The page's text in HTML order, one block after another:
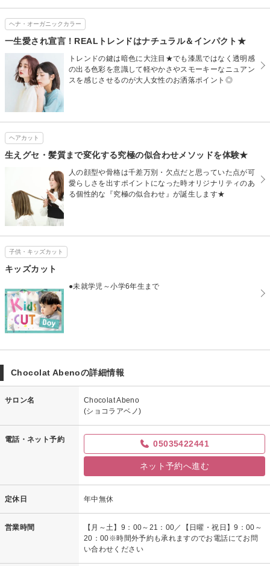
ヘナ・オーガニックカラー
一生愛され宣言！REALトレンドはナチュラル＆インパクト★
トレンドの鍵は暗色に大注目★でも漆黒ではなく透明感
の出る色彩を意識して軽やかさやスモーキーなニュアン
スを感じさせるのが大人女性のお洒落ポイント◎
ヘアカット
生えグセ・髪質まで変化する究極の似合わせメソッドを体験★
人の顔型や骨格は千差万別・欠点だと思っていた点が可
愛らしさを出すポイントになった時オリジナリティのあ
る個性的な『究極の似合わせ』が誕生します★
子供・キッズカット
キッズカット
●未就学児～小学6年生まで
Chocolat Abenoの詳細情報
サロン名
Chocolat Abeno
(ショコラアベノ)
電話・ネット予約 05035422441
ネット予約へ進む
定休日 年中無休
営業時間
【月～土】9：00～21：00／【日曜・祝日】9：00～
20：00※時間外予約も承れますのでお電話にてお問
い合わせください